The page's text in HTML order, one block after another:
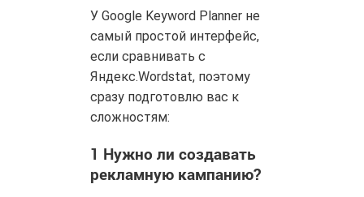
У Google Keyword Planner не
самый простой интерфейс,
если сравнивать с
Яндекс.Wordstat, поэтому
сразу подготовлю вас к
сложностям:
1 Нужно ли создавать
рекламную кампанию?